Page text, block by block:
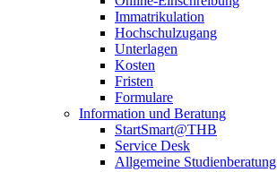
Immatrikulation
Hochschulzugang
Unterlagen
Kosten
Fristen
Formulare
Information und Beratung
StartSmart@THB
Service Desk
Allgemeine Studienberatung